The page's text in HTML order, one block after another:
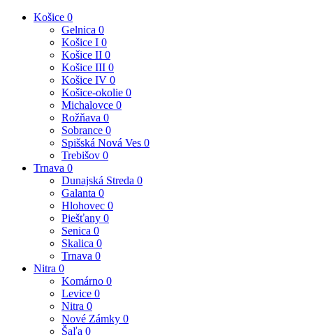
Košice 0
Gelnica 0
Košice I 0
Košice II 0
Košice III 0
Košice IV 0
Košice-okolie 0
Michalovce 0
Rožňava 0
Sobrance 0
Spišská Nová Ves 0
Trebišov 0
Trnava 0
Dunajská Streda 0
Galanta 0
Hlohovec 0
Piešťany 0
Senica 0
Skalica 0
Trnava 0
Nitra 0
Komárno 0
Levice 0
Nitra 0
Nové Zámky 0
Šaľa 0